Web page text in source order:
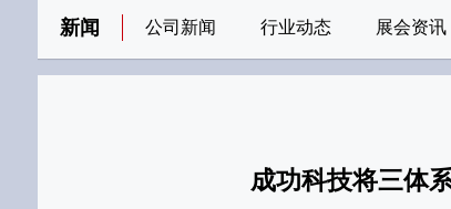
新闻 公司新闻 行业动态 展会资讯
成功科技将三体